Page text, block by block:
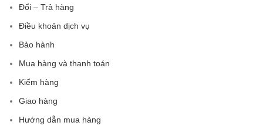
Đổi – Trả hàng
Điều khoản dịch vụ
Bảo hành
Mua hàng và thanh toán
Kiểm hàng
Giao hàng
Hướng dẫn mua hàng